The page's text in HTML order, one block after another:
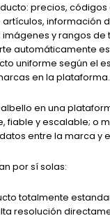
precios, códigos
información
y rangos de
automáticamente
uniforme según el
en la plataforma.
en una
fiable y escalable; o
entre la marca y
por sí solas:
totalmente
resolución